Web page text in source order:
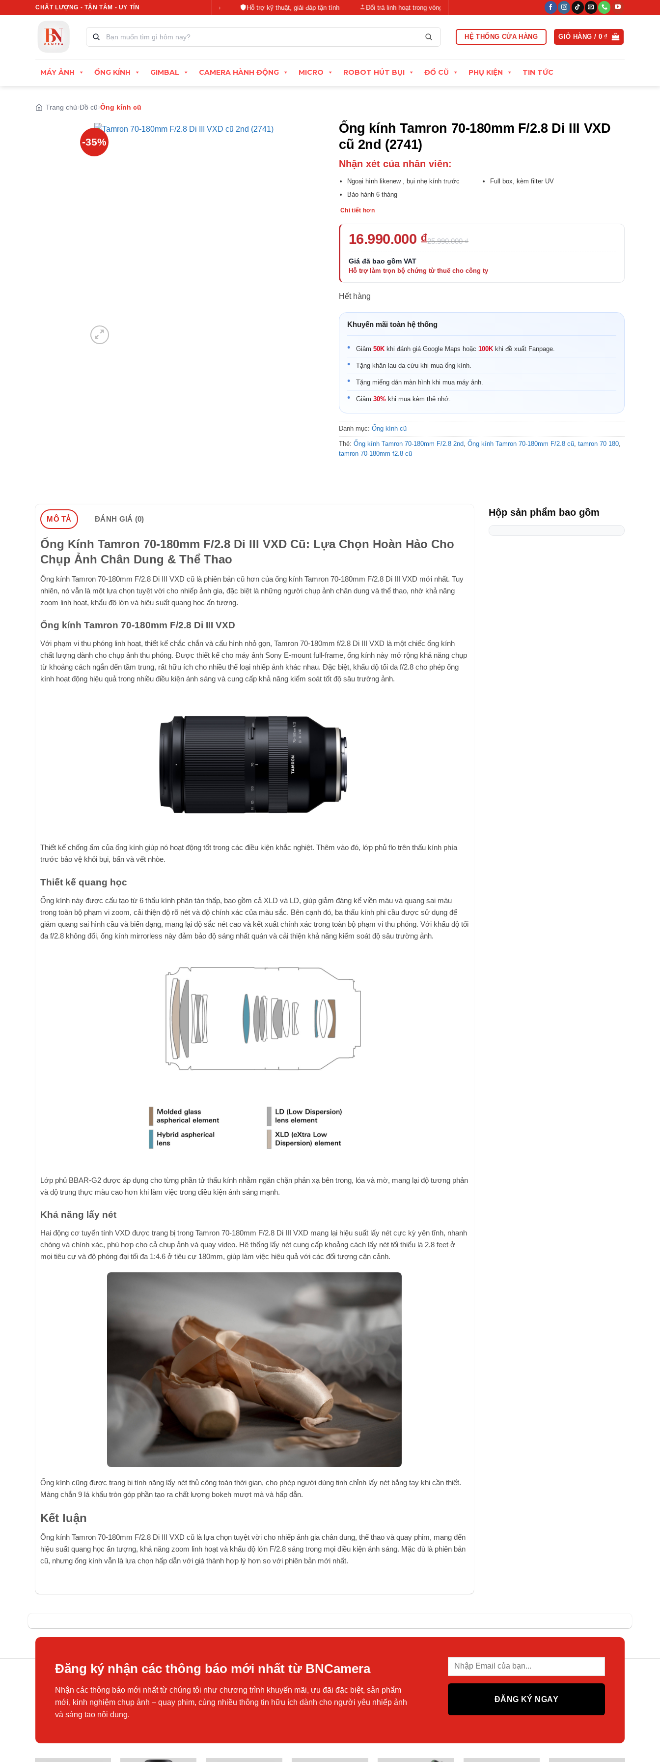
CHẤT LƯỢNG - TẬN TÂM - UY TÍN
Xuất hóa đơn VAT đầy đủ Thu cũ đổi mới, định giá cao Hỗ trợ kỹ thuật, giải đáp tận tình Đổi trả linh hoạt trong vòng 15 ngày đầu Xuất hóa đơn VAT đầy đủ Thu cũ đổi mới, định giá
kiếm
HỆ THỐNG CỬA HÀNG GIỎ HÀNG / 0₫
MÁY ẢNH ỐNG KÍNH GIMBAL CAMERA HÀNH ĐỘNG MICRO ROBOT HÚT BỤI ĐỒ CŨ PHỤ KIỆN TIN TỨC
Trang chủ Đồ cũ Ống kính cũ
-35%
Ống kính Tamron 70-180mm F/2.8 Di III VXD
cũ 2nd (2741)
Nhận xét của nhân viên:
Ngoại hình likenew , bụi nhẹ kính trước
Full box, kèm filter UV
Bảo hành 6 tháng
Chi tiết hơn
25.990.000₫
Giá
gốc
là:
25.990.000 ₫.
16.990.000 ₫
Giá
hiện
tại
là:
16.990.000 ₫.
Hết hàng
Khuyến mãi toàn hệ thống
Giảm 50K khi đánh giá Google Maps hoặc 100K khi đề xuất Fanpage.
Tặng khăn lau da cừu khi mua ống kính.
Tặng miếng dán màn hình khi mua máy ảnh.
Giảm 30% khi mua kèm thẻ nhớ.
Danh mục: Ống kính cũ
Thẻ: Ống kính Tamron 70-180mm F/2.8 2nd, Ống kính Tamron 70-180mm F/2.8 cũ, tamron 70 180,
tamron 70-180mm f2.8 cũ
MÔ TẢ ĐÁNH GIÁ (0)
Ống Kính Tamron 70-180mm F/2.8 Di III VXD Cũ: Lựa Chọn Hoàn Hảo Cho
Chụp Ảnh Chân Dung & Thể Thao
Ống kính Tamron 70-180mm F/2.8 Di III VXD cũ là phiên bản cũ hơn của ống kính Tamron 70-180mm F/2.8 Di III VXD mới nhất. Tuy
nhiên, nó vẫn là một lựa chọn tuyệt vời cho nhiếp ảnh gia, đặc biệt là những người chụp ảnh chân dung và thể thao, nhờ khả năng
zoom linh hoạt, khẩu độ lớn và hiệu suất quang học ấn tượng.
Ống kính Tamron 70-180mm F/2.8 Di III VXD
Với phạm vi thu phóng linh hoạt, thiết kế chắc chắn và cấu hình nhỏ gọn, Tamron 70-180mm f/2.8 Di III VXD là một chiếc ống kính
chất lượng dành cho chụp ảnh thu phóng. Được thiết kế cho máy ảnh Sony E-mount full-frame, ống kính này mở rộng khả năng chụp
từ khoảng cách ngắn đến tầm trung, rất hữu ích cho nhiều thể loại nhiếp ảnh khác nhau. Đặc biệt, khẩu độ tối đa f/2.8 cho phép ống
kính hoạt động hiệu quả trong nhiều điều kiện ánh sáng và cung cấp khả năng kiểm soát tốt độ sâu trường ảnh.
Thiết kế chống ẩm của ống kính giúp nó hoạt động tốt trong các điều kiện khắc nghiệt. Thêm vào đó, lớp phủ flo trên thấu kính phía
trước bảo vệ khỏi bụi, bẩn và vết nhòe.
Thiết kế quang học
Ống kính này được cấu tạo từ 6 thấu kính phân tán thấp, bao gồm cả XLD và LD, giúp giảm đáng kể viền màu và quang sai màu
trong toàn bộ phạm vi zoom, cải thiện độ rõ nét và độ chính xác của màu sắc. Bên cạnh đó, ba thấu kính phi cầu được sử dụng để
giảm quang sai hình cầu và biến dạng, mang lại độ sắc nét cao và kết xuất chính xác trong toàn bộ phạm vi thu phóng. Với khẩu độ tối
đa f/2.8 không đổi, ống kính mirrorless này đảm bảo độ sáng nhất quán và cải thiện khả năng kiểm soát độ sâu trường ảnh.
Lớp phủ BBAR-G2 được áp dụng cho từng phần tử thấu kính nhằm ngăn chặn phản xạ bên trong, lóa và mờ, mang lại độ tương phản
và độ trung thực màu cao hơn khi làm việc trong điều kiện ánh sáng mạnh.
Khả năng lấy nét
Hai động cơ tuyến tính VXD được trang bị trong Tamron 70-180mm F/2.8 Di III VXD mang lại hiệu suất lấy nét cực kỳ yên tĩnh, nhanh
chóng và chính xác, phù hợp cho cả chụp ảnh và quay video. Hệ thống lấy nét cung cấp khoảng cách lấy nét tối thiểu là 2.8 feet ở
mọi tiêu cự và độ phóng đại tối đa 1:4.6 ở tiêu cự 180mm, giúp làm việc hiệu quả với các đối tượng cận cảnh.
Ống kính cũng được trang bị tính năng lấy nét thủ công toàn thời gian, cho phép người dùng tinh chỉnh lấy nét bằng tay khi cần thiết.
Màng chắn 9 lá khẩu tròn góp phần tạo ra chất lượng bokeh mượt mà và hấp dẫn.
Kết luận
Ống kính Tamron 70-180mm F/2.8 Di III VXD cũ là lựa chọn tuyệt vời cho nhiếp ảnh gia chân dung, thể thao và quay phim, mang đến
hiệu suất quang học ấn tượng, khả năng zoom linh hoạt và khẩu độ lớn F/2.8 sáng trong mọi điều kiện ánh sáng. Mặc dù là phiên bản
cũ, nhưng ống kính vẫn là lựa chọn hấp dẫn với giá thành hợp lý hơn so với phiên bản mới nhất.
Hộp sản phẩm bao gồm
Đăng ký nhận các thông báo mới nhất từ BNCamera
Nhận các thông báo mới nhất từ chúng tôi như chương trình khuyến mãi, ưu đãi đặc biệt, sản phẩm
mới, kinh nghiệm chụp ảnh – quay phim, cùng nhiều thông tin hữu ích dành cho người yêu nhiếp ảnh
và sáng tạo nội dung.